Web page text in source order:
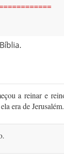
a reinar e
era de Jerusalém.